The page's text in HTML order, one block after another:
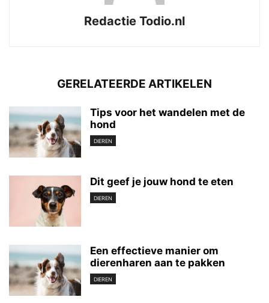
Redactie Todio.nl
GERELATEERDE ARTIKELEN
Tips voor het wandelen met de
hond
DIEREN
Dit geef je jouw hond te eten
DIEREN
Een effectieve manier om
dierenharen aan te pakken
DIEREN